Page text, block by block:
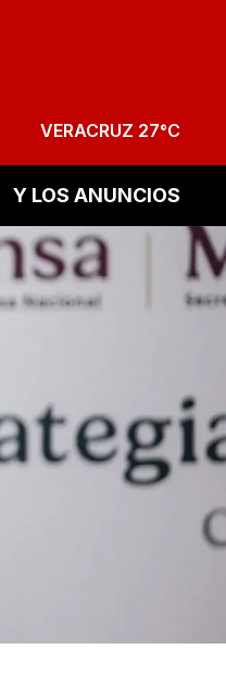
VERACRUZ 27°C
Y LOS ANUNCIOS